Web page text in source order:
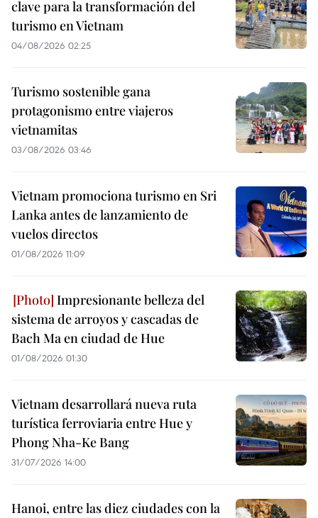
clave para la transformación del
turismo en Vietnam
04/08/2026 02:25
Turismo sostenible gana
protagonismo entre viajeros
vietnamitas
03/08/2026 03:46
Vietnam promociona turismo en Sri
Lanka antes de lanzamiento de
vuelos directos
01/08/2026 11:09
Impresionante belleza del
sistema de arroyos y cascadas de
Bach Ma en ciudad de Hue
01/08/2026 01:30
Vietnam desarrollará nueva ruta
turística ferroviaria entre Hue y
Phong Nha-Ke Bang
31/07/2026 14:00
Hanoi, entre las diez ciudades con la